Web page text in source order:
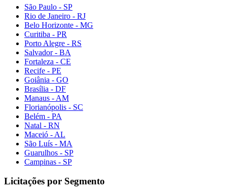
São Paulo - SP
Rio de Janeiro - RJ
Belo Horizonte - MG
Curitiba - PR
Porto Alegre - RS
Salvador - BA
Fortaleza - CE
Recife - PE
Goiânia - GO
Brasília - DF
Manaus - AM
Florianópolis - SC
Belém - PA
Natal - RN
Maceió - AL
São Luís - MA
Guarulhos - SP
Campinas - SP
Licitações por Segmento